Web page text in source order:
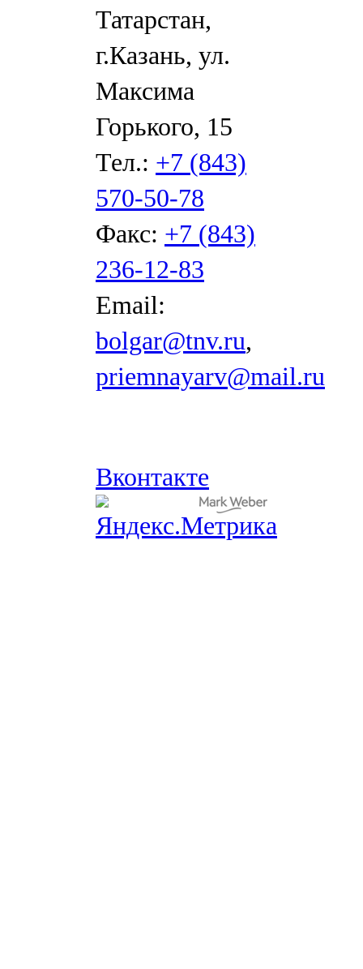
Татарстан,
г.Казань, ул.
Максима
Горького, 15
Тел.: +7 (843)
570-50-78
Факс: +7 (843)
236-12-83
Email:
bolgar@tnv.ru,
priemnayarv@mail.ru
Вконтакте